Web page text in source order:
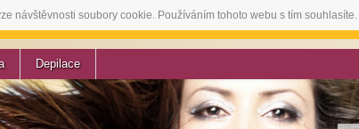
návštěvnosti soubory cookie. Používáním tohoto webu s tím souhlasíte.
Depilace